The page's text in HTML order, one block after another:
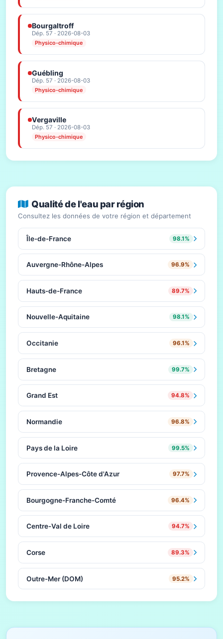
Bourgaltroff
Dép. 57 · 2026-08-03
Physico-chimique
Guébling
Dép. 57 · 2026-08-03
Physico-chimique
Vergaville
Dép. 57 · 2026-08-03
Physico-chimique
Qualité de l'eau par région
Consultez les données de votre région et département
Île-de-France 98.1%
Auvergne-Rhône-Alpes 96.9%
Hauts-de-France 89.7%
Nouvelle-Aquitaine 98.1%
Occitanie 96.1%
Bretagne 99.7%
Grand Est 94.8%
Normandie 96.8%
Pays de la Loire 99.5%
Provence-Alpes-Côte d'Azur 97.7%
Bourgogne-Franche-Comté 96.4%
Centre-Val de Loire 94.7%
Corse 89.3%
Outre-Mer (DOM) 95.2%